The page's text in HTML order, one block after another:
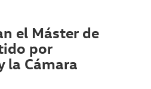
el Máster de
por
la Cámara